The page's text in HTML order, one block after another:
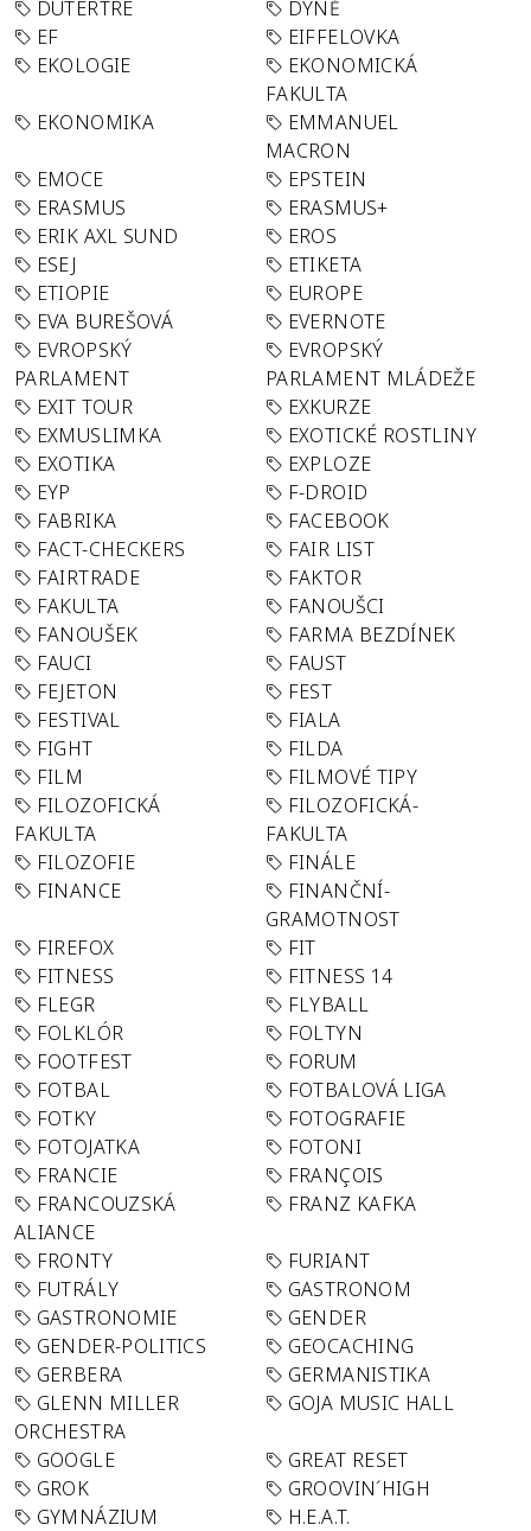
DUTERTRE
DÝNĚ
EF
EIFFELOVKA
EKOLOGIE
EKONOMICKÁ
FAKULTA
EKONOMIKA
EMMANUEL
MACRON
EMOCE
EPSTEIN
ERASMUS
ERASMUS+
ERIK AXL SUND
EROS
ESEJ
ETIKETA
ETIOPIE
EUROPE
EVA BUREŠOVÁ
EVERNOTE
EVROPSKÝ
PARLAMENT
EVROPSKÝ
PARLAMENT MLÁDEŽE
EXIT TOUR
EXKURZE
EXMUSLIMKA
EXOTICKÉ ROSTLINY
EXOTIKA
EXPLOZE
EYP
F-DROID
FABRIKA
FACEBOOK
FACT-CHECKERS
FAIR LIST
FAIRTRADE
FAKTOR
FAKULTA
FANOUŠCI
FANOUŠEK
FARMA BEZDÍNEK
FAUCI
FAUST
FEJETON
FEST
FESTIVAL
FIALA
FIGHT
FILDA
FILM
FILMOVÉ TIPY
FILOZOFICKÁ
FAKULTA
FILOZOFICKÁ-
FAKULTA
FILOZOFIE
FINÁLE
FINANCE
FINANČNÍ-
GRAMOTNOST
FIREFOX
FIT
FITNESS
FITNESS 14
FLEGR
FLYBALL
FOLKLÓR
FOLTYN
FOOTFEST
FORUM
FOTBAL
FOTBALOVÁ LIGA
FOTKY
FOTOGRAFIE
FOTOJATKA
FOTONI
FRANCIE
FRANÇOIS
FRANCOUZSKÁ
ALIANCE
FRANZ KAFKA
FRONTY
FURIANT
FUTRÁLY
GASTRONOM
GASTRONOMIE
GENDER
GENDER-POLITICS
GEOCACHING
GERBERA
GERMANISTIKA
GLENN MILLER
ORCHESTRA
GOJA MUSIC HALL
GOOGLE
GREAT RESET
GROK
GROOVIN´HIGH
GYMNÁZIUM
H.E.A.T.